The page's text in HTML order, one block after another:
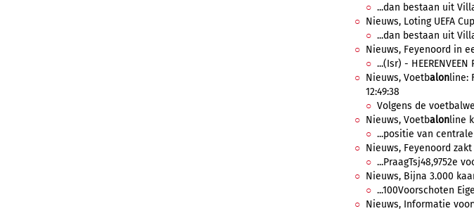
...dan bestaan uit
Nieuws, Loting UEFA
...dan bestaan uit
Nieuws, Feyenoord in
...(Isr) - HEERENVEEN
Nieuws, Voetbalonline:
12:49:38
Volgens de
Nieuws, Voetbalonline
...positie van
Nieuws, Feyenoord
...PraagTsj48,9752e
Nieuws, Bijna 3.000
...100Voorschoten
Nieuws, Informatie